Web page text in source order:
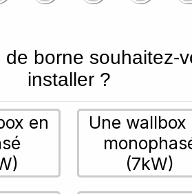
de borne souhaitez-
installer ?
en
Une wallbox
(7kW)